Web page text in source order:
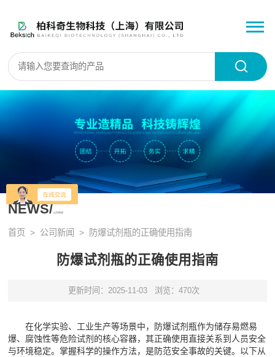
NEWS/公司新闻
首页 > 公司新闻 > 防爆试剂瓶的正确使用指南
防爆试剂瓶的正确使用指南
更新时间：2025-11-03 浏览：470次
在化学实验、工业生产等场景中，防爆试剂瓶作为储存易燃易
爆、腐蚀性等危险试剂的核心容器，其正确使用直接关系到人员安全
与环境稳定。掌握科学的操作方法，是防范安全事故的关键。以下从